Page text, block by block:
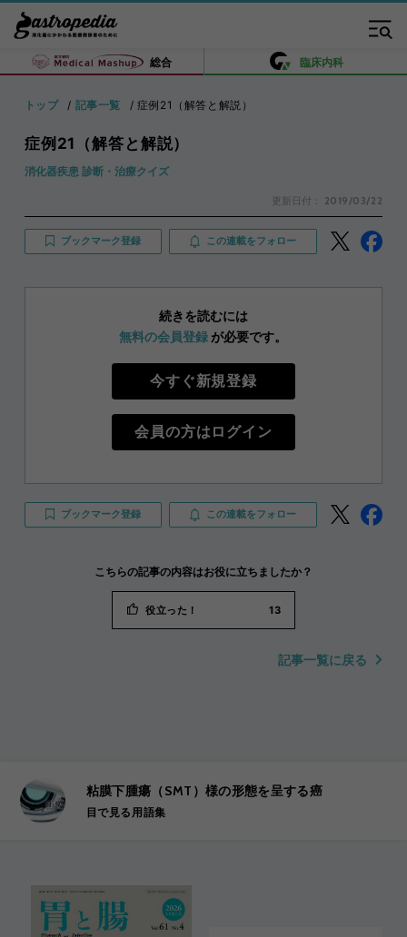
総合 臨床内科
トップ 記事一覧 症例21（解答と解説）
症例21（解答と解説）
消化器疾患 診断・治療クイズ
更新日付： 2019/03/22
ブックマーク登録 この連載をフォロー
続きを読むには
無料の会員登録 が必要です。
今すぐ新規登録
会員の方はログイン
ブックマーク登録 この連載をフォロー
こちらの記事の内容はお役に立ちましたか？
役立った！ 13
記事一覧に戻る
粘膜下腫瘍（SMT）様の形態を呈する癌
目で見る用語集